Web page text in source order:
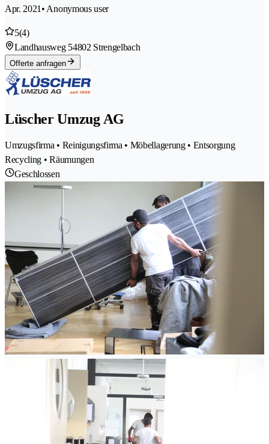
Apr. 2021 • Anonymous user
5(4)
Landhausweg 54802 Strengelbach
Offerte anfragen
Lüscher Umzug AG
Umzugsfirma • Reinigungsfirma • Möbellagerung • Entsorgung
Recycling • Räumungen
Geschlossen